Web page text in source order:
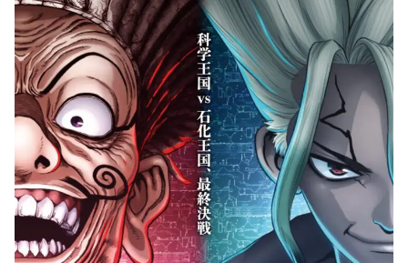
が観測！
舌を絡ませて、唾液交換して
── ちゅっちゅしながらの濃厚
エッ画像♪
海外「日本よ、お前がナンバ
ーワンだ」 熊本地震直後の日
本の対応のスピードに世界が衝
撃
【画像】顔100点、体30点の
女ｗｗｗ
されてた…（ﾌﾞﾙﾌﾞﾙ」＝韓国
の反応
韓国人「韓国サッカー協会の
性接待報道、海外でも大騒ぎ
に・・・2002年W杯4強の記録
取り消しの声も」→「マジで国
の恥だ」「2002年まで疑う価値
がある」「国民や国が築いた国
格をサッカー選手が足で蹴り飛
ばすね」